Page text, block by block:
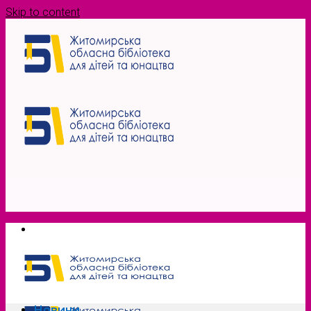
Skip to content